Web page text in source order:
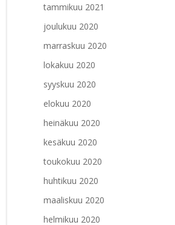
tammikuu 2021
joulukuu 2020
marraskuu 2020
lokakuu 2020
syyskuu 2020
elokuu 2020
heinäkuu 2020
kesäkuu 2020
toukokuu 2020
huhtikuu 2020
maaliskuu 2020
helmikuu 2020